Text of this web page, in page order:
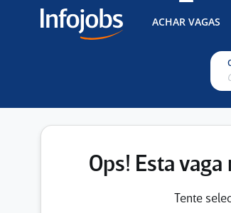
ACHAR VAGAS
Ops! Esta
Tente